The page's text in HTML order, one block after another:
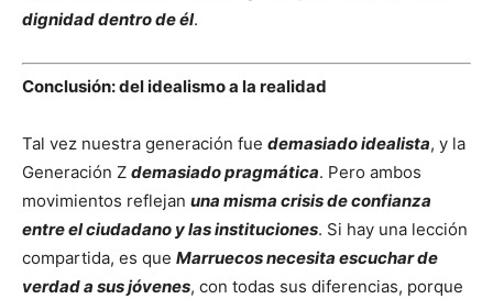
dignidad dentro de él.
Conclusión: del idealismo a la realidad
Tal vez nuestra generación fue demasiado idealista, y la
Generación Z demasiado pragmática. Pero ambos
movimientos reflejan una misma crisis de confianza
entre el ciudadano y las instituciones. Si hay una lección
compartida, es que Marruecos necesita escuchar de
verdad a sus jóvenes, con todas sus diferencias, porque